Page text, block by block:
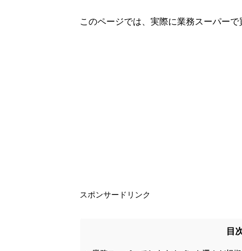
このページでは、実際に業務スーパー
スポンサードリンク
目